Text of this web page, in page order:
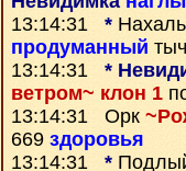
13:14:31 *
продуманный
13:14:31 *
ветром~ клон 1
13:14:31 Орк
669 здоровья
13:14:31 *